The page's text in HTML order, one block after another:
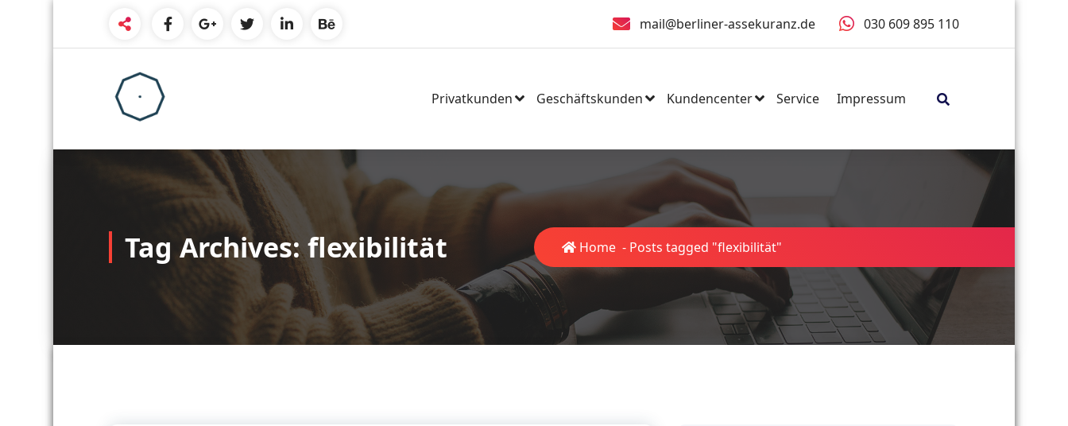
content
mail@berliner-assekuranz.de 030 609 895 110
Privatkunden Geschäftskunden Kundencenter Service Impressum
Tag Archives: flexibilität Home - Posts tagged "flexibilität"